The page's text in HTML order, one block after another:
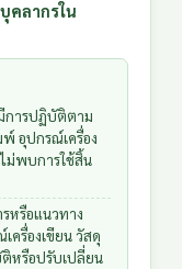
คลากรใน
การปฏิบัติตาม
อุปกรณ์เครื่อง
ม่พบการใช้สิ้น
หรือแนวทาง
รื่องเขียน วัสดุ
หรือปรับเปลี่ยน